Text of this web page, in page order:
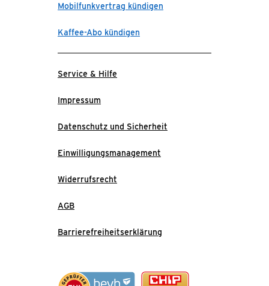
Mobilfunkvertrag kündigen
Kaffee-Abo kündigen
Service & Hilfe
Impressum
Datenschutz und Sicherheit
Einwilligungsmanagement
Widerrufsrecht
AGB
Barrierefreiheitserklärung